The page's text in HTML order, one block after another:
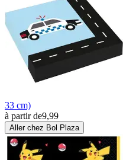
33 cm)
à partir de9,99
Aller chez Bol Plaza